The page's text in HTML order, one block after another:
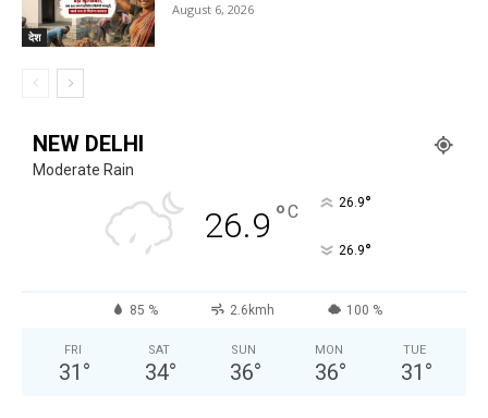
देश
August 6, 2026
NEW DELHI
Moderate Rain
26.9 °C 26.9°
26.9°
85 % 2.6kmh 100 %
FRI
31 °
SAT
34°
SUN
36°
MON
36°
TUE
31 °